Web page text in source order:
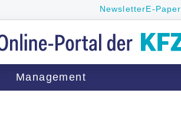
NewsletterE-Paper
Management